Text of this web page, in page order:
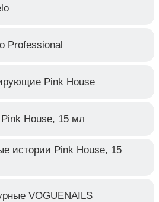
Professional
Pink House
House, 15 мл
истории Pink House, 15
VOGUENAILS